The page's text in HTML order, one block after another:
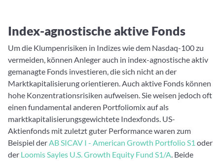
Index-agnostische aktive Fonds
Um die Klumpenrisiken in Indizes wie dem Nasdaq-100 zu
vermeiden, können Anleger auch in index-agnostische aktiv
gemanagte Fonds investieren, die sich nicht an der
Marktkapitalisierung orientieren. Auch aktive Fonds können
hohe Konzentrationsrisiken aufweisen. Sie weisen jedoch oft
einen fundamental anderen Portfoliomix auf als
marktkapitalisierungsgewichtete Indexfonds. US-
Aktienfonds mit zuletzt guter Performance waren zum
Beispiel derAB SICAV I - American Growth Portfolio S1 oder
der Loomis Sayles U.S. Growth Equity Fund S1/A. Beide